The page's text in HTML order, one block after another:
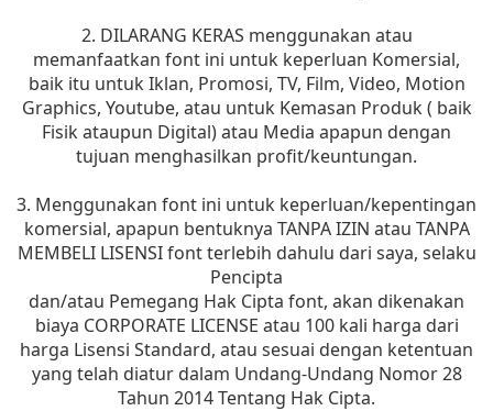
2. DILARANG KERAS menggunakan atau
memanfaatkan font ini untuk keperluan Komersial,
baik itu untuk Iklan, Promosi, TV, Film, Video, Motion
Graphics, Youtube, atau untuk Kemasan Produk ( baik
Fisik ataupun Digital) atau Media apapun dengan
tujuan menghasilkan profit/keuntungan.
3. Menggunakan font ini untuk keperluan/kepentingan
komersial, apapun bentuknya TANPA IZIN atau TANPA
MEMBELI LISENSI font terlebih dahulu dari saya, selaku
Pencipta
dan/atau Pemegang Hak Cipta font, akan dikenakan
biaya CORPORATE LICENSE atau 100 kali harga dari
harga Lisensi Standard, atau sesuai dengan ketentuan
yang telah diatur dalam Undang-Undang Nomor 28
Tahun 2014 Tentang Hak Cipta.